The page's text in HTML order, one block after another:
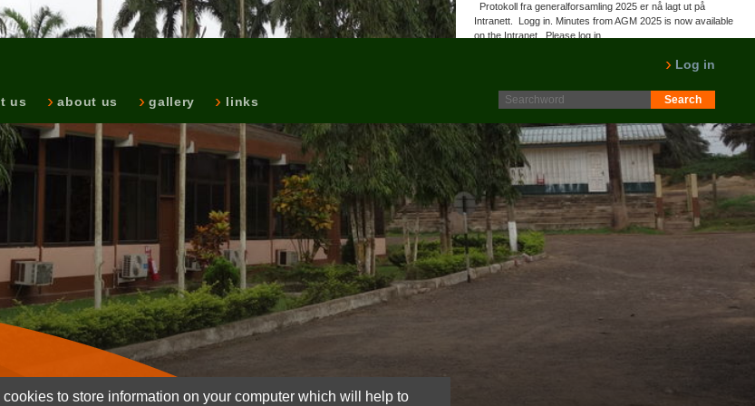
us about us gallery links
Log in
Protokoll fra generalforsamling 2025 er nå lagt ut på
Intranett. Logg in. Minutes from AGM 2025 is now available
on the Intranet. Please log in.
to store information on your computer which will help to